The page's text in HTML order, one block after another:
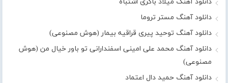
دانلود آهنگ مستر تروما
دانلود آهنگ توحید پیری قراقیه بیمار (هوش مصنوعی)
دانلود آهنگ محمد علی امینی اسفندارانی تو باور خیال من (هوش
مصنوعی)
دانلود آهنگ حمید دال اعتماد